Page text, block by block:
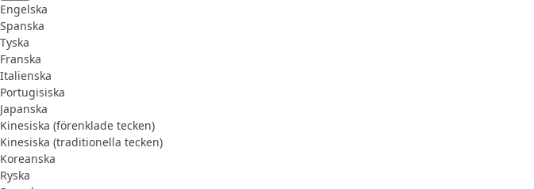
Engelska
Spanska
Tyska
Franska
Italienska
Portugisiska
Japanska
Kinesiska (förenklade tecken)
Kinesiska (traditionella tecken)
Koreanska
Ryska